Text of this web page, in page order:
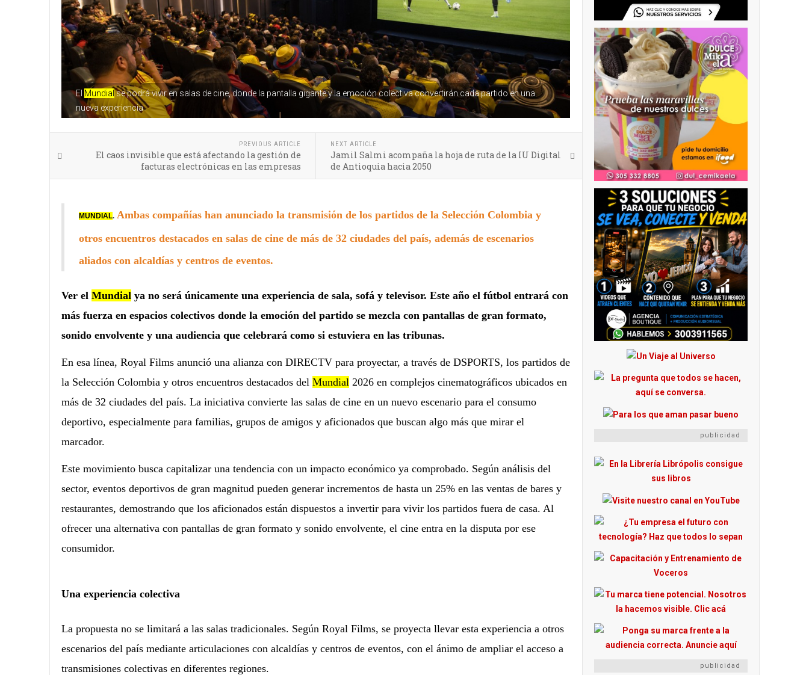
El Mundial se podrá vivir en salas de cine, donde la pantalla gigante y la emoción colectiva convertirán cada partido en una
nueva experiencia
PREVIOUS ARTICLE
El caos invisible que está afectando la gestión de
facturas electrónicas en las empresas
NEXT ARTICLE
Jamil Salmi acompaña la hoja de ruta de la IU Digital
de Antioquia hacia 2050
MUNDIAL. Ambas compañías han anunciado la transmisión de los partidos de la Selección Colombia y
otros encuentros destacados en salas de cine de más de 32 ciudades del país, además de escenarios
aliados con alcaldías y centros de eventos.
Ver el Mundial ya no será únicamente una experiencia de sala, sofá y televisor. Este año el fútbol entrará con
más fuerza en espacios colectivos donde la emoción del partido se mezcla con pantallas de gran formato,
sonido envolvente y una audiencia que celebrará como si estuviera en las tribunas.
En esa línea, Royal Films anunció una alianza con DIRECTV para proyectar, a través de DSPORTS, los partidos de
la Selección Colombia y otros encuentros destacados del Mundial 2026 en complejos cinematográficos ubicados en
más de 32 ciudades del país. La iniciativa convierte las salas de cine en un nuevo escenario para el consumo
deportivo, especialmente para familias, grupos de amigos y aficionados que buscan algo más que mirar el
marcador.
Este movimiento busca capitalizar una tendencia con un impacto económico ya comprobado. Según análisis del
sector, eventos deportivos de gran magnitud pueden generar incrementos de hasta un 25% en las ventas de bares y
restaurantes, demostrando que los aficionados están dispuestos a invertir para vivir los partidos fuera de casa. Al
ofrecer una alternativa con pantallas de gran formato y sonido envolvente, el cine entra en la disputa por ese
consumidor.
Una experiencia colectiva
La propuesta no se limitará a las salas tradicionales. Según Royal Films, se proyecta llevar esta experiencia a otros
escenarios del país mediante articulaciones con alcaldías y centros de eventos, con el ánimo de ampliar el acceso a
transmisiones colectivas en diferentes regiones.
publicidad
publicidad